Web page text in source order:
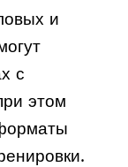
и
с
этом